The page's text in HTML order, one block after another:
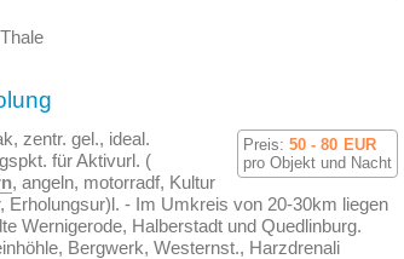
Thale
Preis: 50 - 80 EUR
pro Objekt und Nacht
zentr. gel., ideal.
für Aktivurl. (
, angeln, motorradf, Kultur
Erholungsur)l. - Im Umkreis von 20-30km liegen
Wernigerode, Halberstadt und Quedlinburg.
Bergwerk, Westernst., Harzdrenali